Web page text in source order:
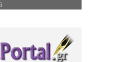
Πλοήγηση